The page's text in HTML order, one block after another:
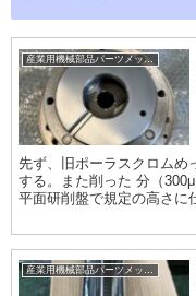
産業用機械部品パーツメッキ加工履歴
先ず、旧ポーラスクロムめ
する。また削った 分（
平面研削盤で規定の高さに